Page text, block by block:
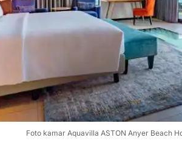
Foto kamar Aquavilla ASTON Anyer Beach